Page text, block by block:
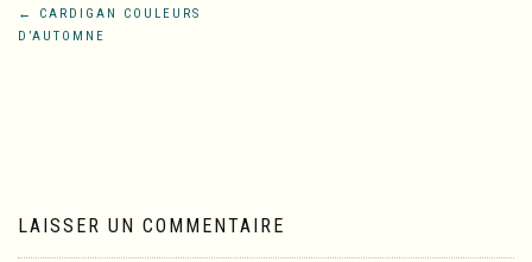
Navigation
←
CARDIGAN COULEURS
D’AUTOMNE
LAISSER UN COMMENTAIRE